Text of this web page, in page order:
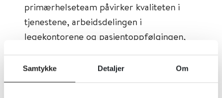
Samtykke Detaljer Om
primærhelseteam påvirker kvaliteten i
tjenestene, arbeidsdelingen i
legekontorene og pasientoppfølgingen,
mer sammensatte behov. Evalueringen
ser også på alternative